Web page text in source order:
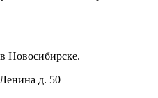
Новосибирске.
д. 50